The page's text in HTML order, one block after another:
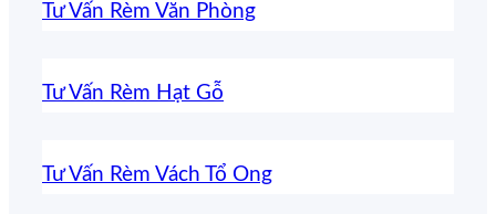
Tư Vấn Rèm Văn Phòng
Tư Vấn Rèm Hạt Gỗ
Tư Vấn Rèm Vách Tổ Ong